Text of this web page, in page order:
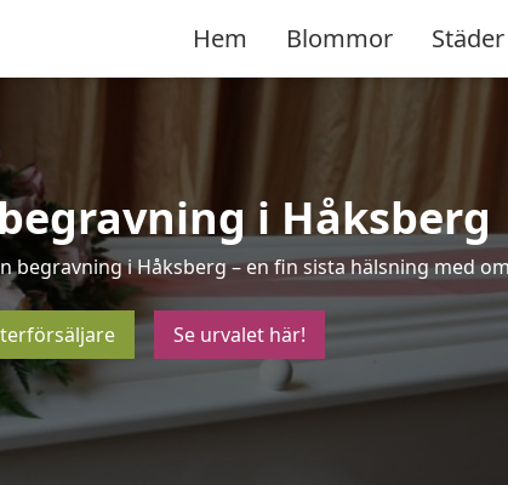
Hem Blommor Städer
i Håksberg
begravning i Håksberg – en fin sista hälsning med
Se urvalet här!